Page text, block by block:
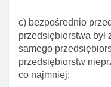
c) bezpośrednio
przedsiębiorstwa był
samego
przedsiębiorstw
co najmniej:
Art. 117a.
zezwolenia na
Art. 117b.
ustawy o
pracy